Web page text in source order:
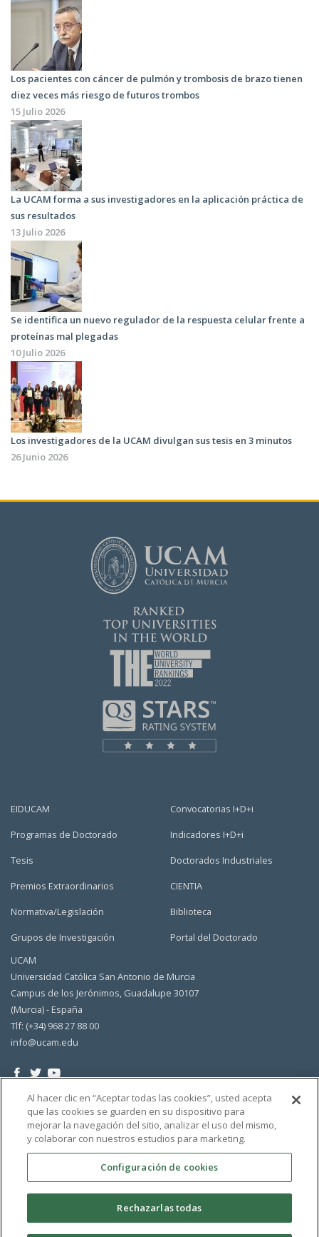
Los pacientes con cáncer de pulmón y trombosis de brazo tienen
diez veces más riesgo de futuros trombos
15 Julio 2026
La UCAM forma a sus investigadores en la aplicación práctica de
sus resultados
13 Julio 2026
Se identifica un nuevo regulador de la respuesta celular frente a
proteínas mal plegadas
10 Julio 2026
Los investigadores de la UCAM divulgan sus tesis en 3 minutos
26 Junio 2026
EIDUCAM
Programas de Doctorado
Tesis
Premios Extraordinarios
Normativa/Legislación
Grupos de Investigación
Convocatorias I+D+i
Indicadores I+D+i
Doctorados Industriales
CIENTIA
Biblioteca
Portal del Doctorado
UCAM
Universidad Católica San Antonio de Murcia
Campus de los Jerónimos, Guadalupe 30107
(Murcia) - España
Tlf: (+34) 968 27 88 00
info@ucam.edu
Al hacer clic en “Aceptar todas las cookies”, usted acepta
que las cookies se guarden en su dispositivo para
mejorar la navegación del sitio, analizar el uso del mismo,
y colaborar con nuestros estudios para marketing.
Configuración de cookies
Rechazarlas todas